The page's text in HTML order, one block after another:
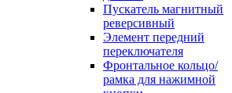
Пускатель магнитный
реверсивный
Элемент передний
переключателя
Фронтальное кольцо/
рамка для нажимной